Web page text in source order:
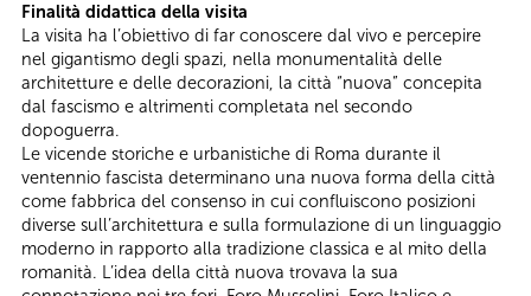
Finalità didattica della visita
La visita ha l’obiettivo di far conoscere dal vivo e percepire
nel gigantismo degli spazi, nella monumentalità delle
architetture e delle decorazioni, la città “nuova” concepita
dal fascismo e altrimenti completata nel secondo
dopoguerra.
Le vicende storiche e urbanistiche di Roma durante il
ventennio fascista determinano una nuova forma della città
come fabbrica del consenso in cui confluiscono posizioni
diverse sull’architettura e sulla formulazione di un linguaggio
moderno in rapporto alla tradizione classica e al mito della
romanità. L’idea della città nuova trovava la sua